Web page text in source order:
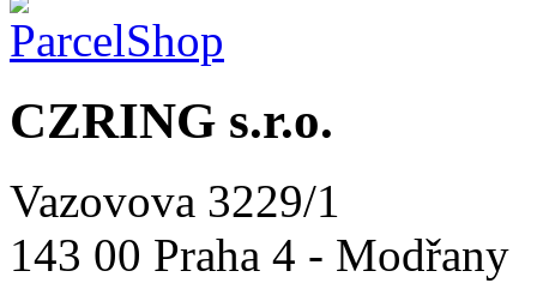
CZRING s.r.o.
Vazovova 3229/1
143 00 Praha 4 - Modřany